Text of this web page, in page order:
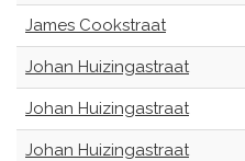
James Cookstraat
Johan Huizingastraat
Johan Huizingastraat
Johan Huizingastraat